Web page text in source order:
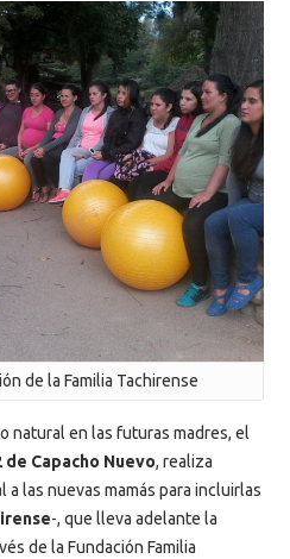
de la Familia Tachirense
natural en las futuras madres, el
Capacho Nuevo, realiza
las nuevas mamás para incluirlas
-, que lleva adelante la
de la Fundación Familia